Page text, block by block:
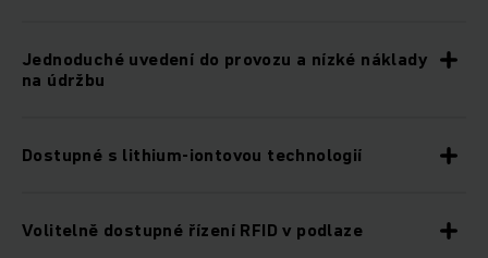
Jednoduché uvedení do provozu a nízké náklady
na údržbu
Dostupné s lithium-iontovou technologií
Volitelně dostupné řízení RFID v podlaze